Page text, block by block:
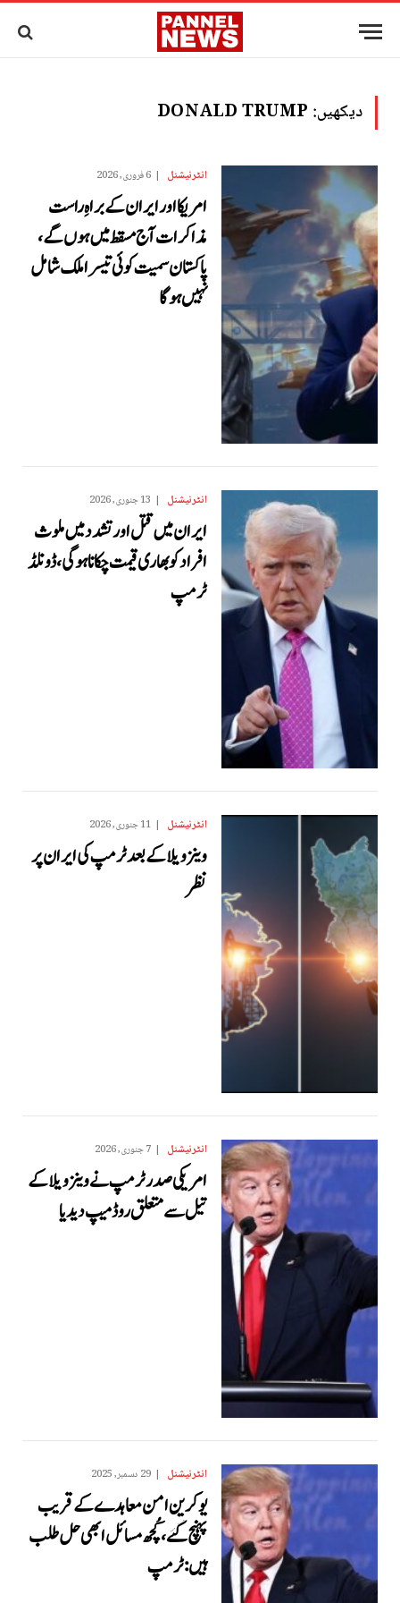
دیکھیں: DONALD TRUMP
انٹرنیشنل 6 فروری, 2026
امریکا اور ایران کے براہِ راست
مذاکرات آج مسقط میں ہوں گے،
پاکستان سمیت کوئی تیسرا ملک شامل
نہیں ہوگا
انٹرنیشنل 13 جنوری, 2026
ایران میں قتل اور تشدد میں ملوث
افراد کو بھاری قیمت چکانا ہو گی، ڈونلڈ
ٹرمپ
انٹرنیشنل 11 جنوری, 2026
وینزویلا کے بعد ٹرمپ کی ایران پر
نظر
انٹرنیشنل 7 جنوری, 2026
امریکی صدر ٹرمپ نے وینزویلا کے
تیل سے متعلق روڈ میپ دیدیا
انٹرنیشنل 29 دسمبر, 2025
یوکرین امن معاہدے کے قریب
پہنچ گئے، کُچھ مسائل ابھی حل طلب
ہیں: ٹرمپ